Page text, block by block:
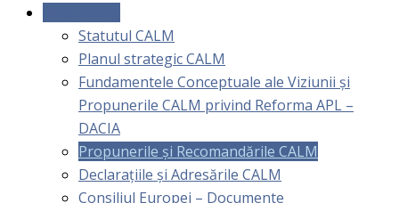
Statutul CALM
Planul strategic CALM
Fundamentele Conceptuale ale Viziunii și
Propunerile CALM privind Reforma APL –
DACIA
Propunerile și Recomandările CALM
Declarațiile și Adresările CALM
Consiliul Europei – Documente